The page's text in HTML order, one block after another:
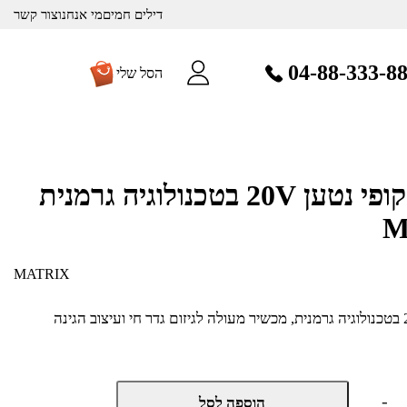
דילים חמיםמי אנחנוצור קשר
04-88-333-88 הסל שלי
גוזם גדר חי טלסקופי נטען 20V בטכנולוגיה גרמנית
MATRIX
גוזם גדר חי טלסקופי נטען 20V בטכנולוגיה גרמנית, מכשיר מעולה לגיזום גדר חי ועיצוב הגינה
-
כמות
הוספה לסל